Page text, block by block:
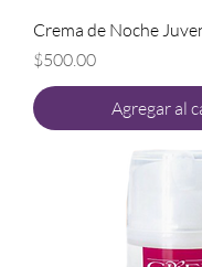
Crema de Noche
Precio
$500.00
Agregar al